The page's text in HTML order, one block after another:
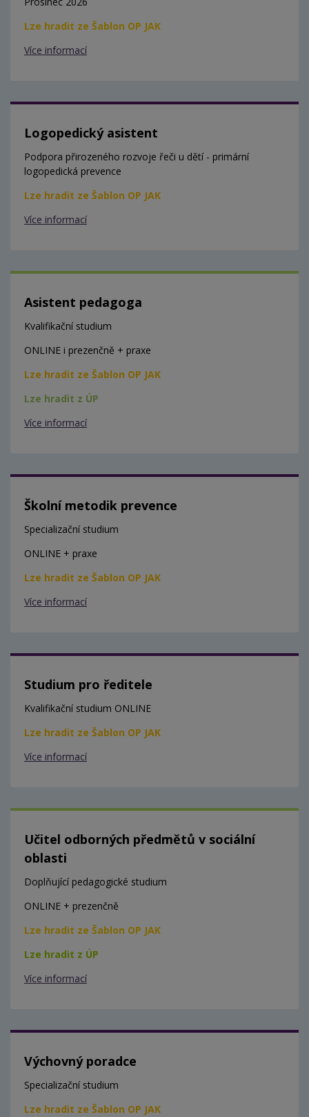
Lze hradit ze Šablon OP JAK
Více informací
Logopedický asistent
Podpora přirozeného rozvoje řeči u dětí - primární
logopedická prevence
Lze hradit ze Šablon OP JAK
Více informací
Asistent pedagoga
Kvalifikační studium
ONLINE i prezenčně + praxe
Lze hradit ze Šablon OP JAK
Lze hradit z ÚP
Více informací
Školní metodik prevence
Specializační studium
ONLINE + praxe
Lze hradit ze Šablon OP JAK
Více informací
Studium pro ředitele
Kvalifikační studium ONLINE
Lze hradit ze Šablon OP JAK
Více informací
Učitel odborných předmětů v sociální
oblasti
Doplňující pedagogické studium
ONLINE + prezenčně
Lze hradit ze Šablon OP JAK
Lze hradit z ÚP
Více informací
Výchovný poradce
Specializační studium
Lze hradit ze Šablon OP JAK